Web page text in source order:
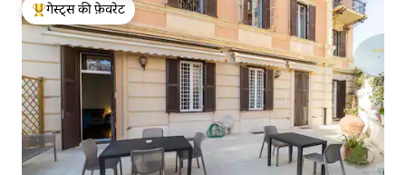
गेस्ट्स का टॉप फ़ेवरेट
गेस्ट्स की फ़ेवरेट